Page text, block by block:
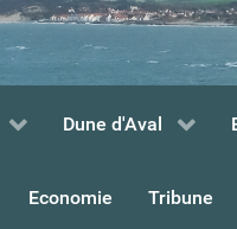
Dune d'Aval
Economie Tribune